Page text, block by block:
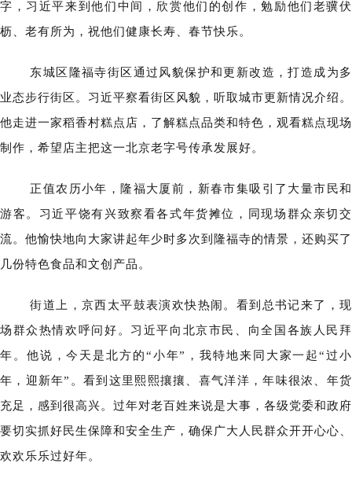
字，习近平来到他们中间，欣赏他们的创作，勉励他们老骥伏
枥、老有所为，祝他们健康长寿、春节快乐。
东城区隆福寺街区通过风貌保护和更新改造，打造成为多
业态步行街区。习近平察看街区风貌，听取城市更新情况介绍。
他走进一家稻香村糕点店，了解糕点品类和特色，观看糕点现场
制作，希望店主把这一北京老字号传承发展好。
正值农历小年，隆福大厦前，新春市集吸引了大量市民和
游客。习近平饶有兴致察看各式年货摊位，同现场群众亲切交
流。他愉快地向大家讲起年少时多次到隆福寺的情景，还购买了
几份特色食品和文创产品。
街道上，京西太平鼓表演欢快热闹。看到总书记来了，现
场群众热情欢呼问好。习近平向北京市民、向全国各族人民拜
年。他说，今天是北方的“小年”，我特地来同大家一起“过小
年，迎新年”。看到这里熙熙攘攘、喜气洋洋，年味很浓、年货
充足，感到很高兴。过年对老百姓来说是大事，各级党委和政府
要切实抓好民生保障和安全生产，确保广大人民群众开开心心、
欢欢乐乐过好年。